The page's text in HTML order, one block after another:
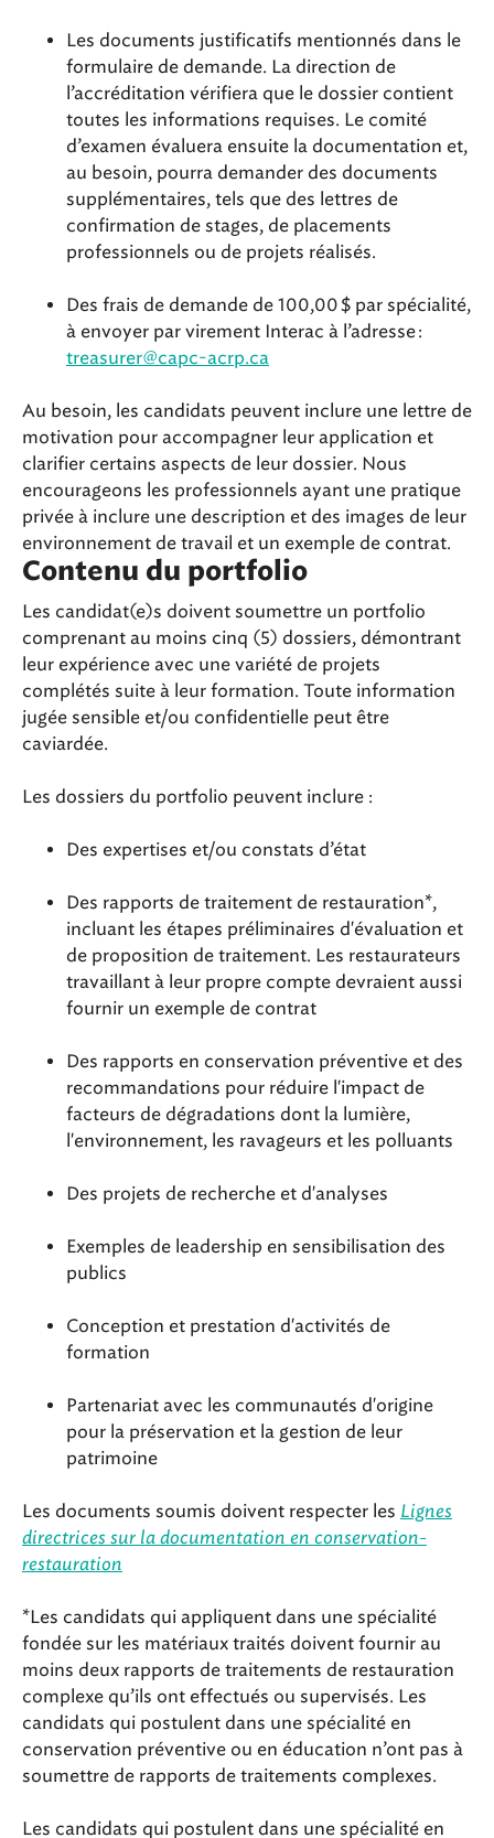
Les documents justificatifs mentionnés dans le
formulaire de demande. La direction de
l’accréditation vérifiera que le dossier contient
toutes les informations requises. Le comité
d’examen évaluera ensuite la documentation et,
au besoin, pourra demander des documents
supplémentaires, tels que des lettres de
confirmation de stages, de placements
professionnels ou de projets réalisés.
Des frais de demande de 100,00 $ par spécialité,
à envoyer par virement Interac à l’adresse :
treasurer@capc-acrp.ca
Au besoin, les candidats peuvent inclure une lettre de
motivation pour accompagner leur application et
clarifier certains aspects de leur dossier. Nous
encourageons les professionnels ayant une pratique
privée à inclure une description et des images de leur
environnement de travail et un exemple de contrat.
Contenu du portfolio
Les candidat(e)s doivent soumettre un portfolio
comprenant au moins cinq (5) dossiers, démontrant
leur expérience avec une variété de projets
complétés suite à leur formation. Toute information
jugée sensible et/ou confidentielle peut être
caviardée.
Les dossiers du portfolio peuvent inclure :
Des expertises et/ou constats d’état
Des rapports de traitement de restauration*,
incluant les étapes préliminaires d'évaluation et
de proposition de traitement. Les restaurateurs
travaillant à leur propre compte devraient aussi
fournir un exemple de contrat
Des rapports en conservation préventive et des
recommandations pour réduire l'impact de
facteurs de dégradations dont la lumière,
l'environnement, les ravageurs et les polluants
Des projets de recherche et d'analyses
Exemples de leadership en sensibilisation des
publics
Conception et prestation d'activités de
formation
Partenariat avec les communautés d'origine
pour la préservation et la gestion de leur
patrimoine
Les documents soumis doivent respecter les Lignes
directrices sur la documentation en conservation-
restauration
*Les candidats qui appliquent dans une spécialité
fondée sur les matériaux traités doivent fournir au
moins deux rapports de traitements de restauration
complexe qu’ils ont effectués ou supervisés. Les
candidats qui postulent dans une spécialité en
conservation préventive ou en éducation n’ont pas à
soumettre de rapports de traitements complexes.
Les candidats qui postulent dans une spécialité en